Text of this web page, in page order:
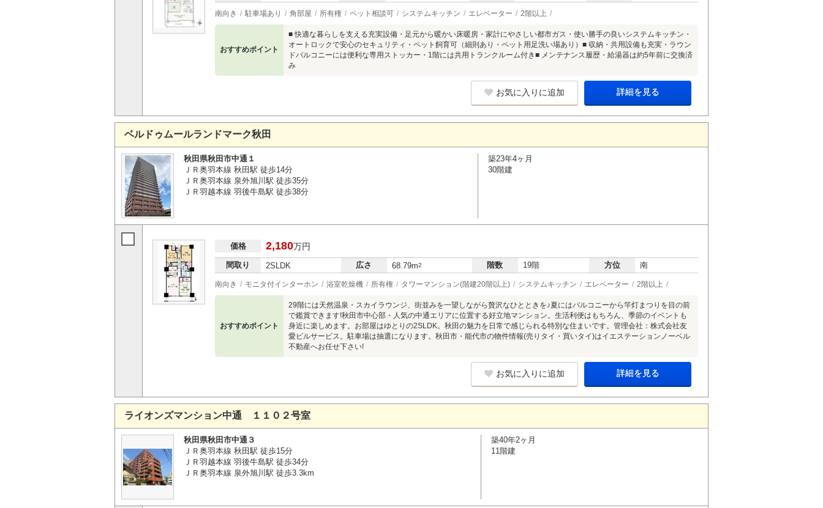
南向き 駐車場あり 角部屋 所有権 ペット相談可 システムキッチン エレベーター 2階以上
おすすめポイント
■ 快適な暮らしを支える充実設備・足元から暖かい床暖房・家計にやさしい都市ガス・使い勝手の良いシステムキッチン・
オートロックで安心のセキュリティ・ペット飼育可（細則あり・ペット用足洗い場あり）■ 収納・共用設備も充実・ラウン
ドバルコニーには便利な専用ストッカー・1階には共用トランクルーム付き■ メンテナンス履歴・給湯器は約5年前に交換済
み
お気に入りに追加 詳細を見る
ベルドゥムールランドマーク秋田
秋田県秋田市中通１
ＪＲ奥羽本線 秋田駅 徒歩14分
ＪＲ奥羽本線 泉外旭川駅 徒歩35分
ＪＲ羽越本線 羽後牛島駅 徒歩38分
築23年4ヶ月
30階建
価格 2,180万円
間取り 2SLDK 広さ 68.79m2 階数 19階 方位 南
南向き モニタ付インターホン 浴室乾燥機 所有権 タワーマンション(階建20階以上) システムキッチン エレベーター 2階以上
おすすめポイント
29階には天然温泉・スカイラウンジ、街並みを一望しながら贅沢なひとときを♪夏にはバルコニーから竿灯まつりを目の前
で鑑賞できます!秋田市中心部・人気の中通エリアに位置する好立地マンション。生活利便はもちろん、季節のイベントも
身近に楽しめます。お部屋はゆとりの2SLDK。秋田の魅力を日常で感じられる特別な住まいです。管理会社：株式会社友
愛ビルサービス。駐車場は抽選になります。秋田市・能代市の物件情報(売りタイ・買いタイ)はイエステーションノーベル
不動産へお任せ下さい!
お気に入りに追加 詳細を見る
ライオンズマンション中通 １１０２号室
秋田県秋田市中通３
ＪＲ奥羽本線 秋田駅 徒歩15分
ＪＲ羽越本線 羽後牛島駅 徒歩34分
ＪＲ奥羽本線 泉外旭川駅 徒歩3.3km
築40年2ヶ月
11階建